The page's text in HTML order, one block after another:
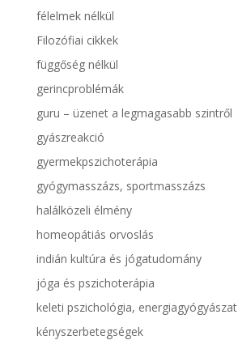
félelmek nélkül
Filozófiai cikkek
függőség nélkül
gerincproblémák
guru – üzenet a legmagasabb szintről
gyászreakció
gyermekpszichoterápia
gyógymasszázs, sportmasszázs
halálközeli élmény
homeopátiás orvoslás
indián kultúra és jógatudomány
jóga és pszichoterápia
keleti pszichológia, energiagyógyászat
kényszerbetegségek